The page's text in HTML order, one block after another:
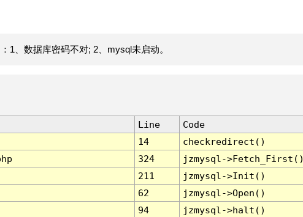
1、数据库密码不对; 2、mysql未启动。
Line
Code
14
checkredirect()
324
jzmysql-
211
jzmysql->Init()
62
jzmysql->Open()
94
jzmysql->halt()